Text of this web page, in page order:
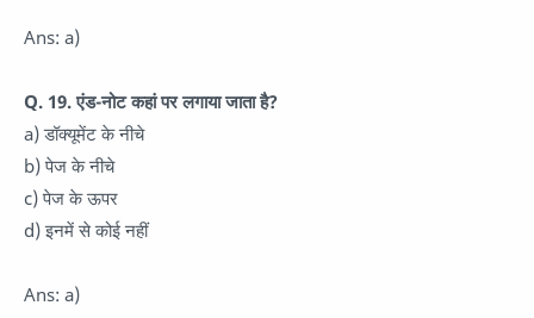
Ans: a)
Q. 19. एंड-नोट कहां पर लगाया जाता है?
a) डॉक्यूमेंट के नीचे
b) पेज के नीचे
c) पेज के ऊपर
d) इनमें से कोई नहीं
Ans: a)